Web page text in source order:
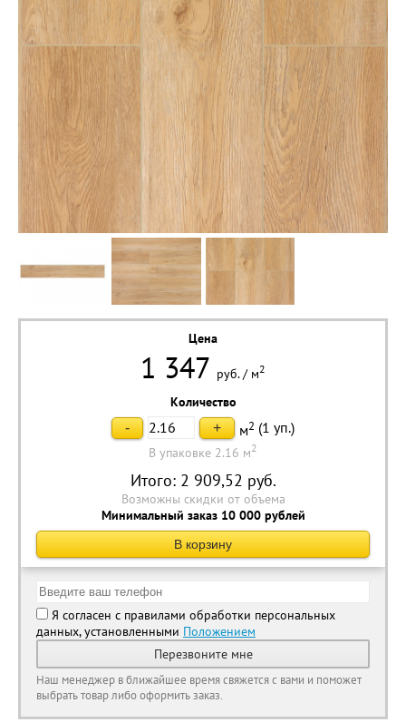
Цена
1 347 руб./ м2
Количество
- + м2 (1 уп.)
В упаковке 2.16 м2
Итого: 2 909,52 руб.
Возможны скидки от объема
Минимальный заказ 10 000 рублей
В корзину
Я согласен с правилами обработки персональных
данных, установленными Положением
Перезвоните мне
Наш менеджер в ближайшее время свяжется с вами и поможет
выбрать товар либо оформить заказ.